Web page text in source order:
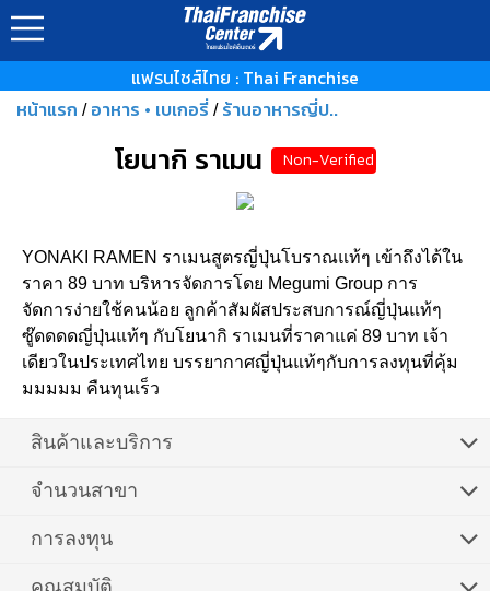
แฟรนไชส์ไทย : Thai Franchise
หน้าแรก / อาหาร • เบเกอรี่ / ร้านอาหารญี่ป..
โยนากิ ราเมน Non-Verified
YONAKI RAMEN ราเมนสูตรญี่ปุ่นโบราณแท้ๆ เข้าถึงได้ใน
ราคา 89 บาท บริหารจัดการโดย Megumi Group การ
จัดการง่ายใช้คนน้อย ลูกค้าสัมผัสประสบการณ์ญี่ปุ่นแท้ๆ
ซู๊ดดดดญี่ปุ่นแท้ๆ กับโยนากิ ราเมนที่ราคาแค่ 89 บาท เจ้า
เดียวในประเทศไทย บรรยากาศญี่ปุ่นแท้ๆกับการลงทุนที่คุ้ม
มมมมม คืนทุนเร็ว
สินค้าและบริการ
จำนวนสาขา
การลงทุน
คุณสมบัติ